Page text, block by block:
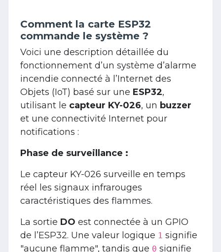
Comment la carte ESP32
commande le système ?
Voici une description détaillée du
fonctionnement d’un système d’alarme
incendie connecté à l’Internet des
Objets (IoT) basé sur une ESP32,
utilisant le capteur KY-026, un buzzer
et une connectivité Internet pour
notifications :
Phase de surveillance :
Le capteur KY-026 surveille en temps
réel les signaux infrarouges
caractéristiques des flammes.
La sortie DO est connectée à un GPIO
de l’ESP32. Une valeur logique 1 signifie
"aucune flamme", tandis que 0 signifie